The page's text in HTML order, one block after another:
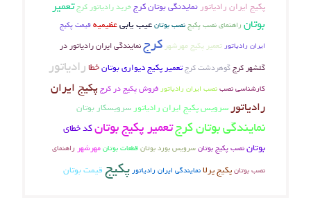
پکیج ایران رادیاتور نمایدنگی بوتان کرجخرید رادیاتور کرجتعمیر
بوتان راهنمای نصب پکیجنصب بوتانعیب یابیعظیمیهقیمت پکیج
ایران رادیاتورتعمیر پکیج مهرشهر کرجنمایندگی ایران رادیاتور در
گلشهر کرجگوهردشت کرجتعمیر پکیج دیواری بوتانخطا رادیاتور
کارشناسی نصب نصب ایران رادیاتور فروش پکیج در کرجپکیج ایران
رادیاتورسرویس پکیج ایران رادیاتور سرویسکار بوتان
نمایندگی بوتان کرجتعمیر پکیج بوتانکد خطای
بوتاننصب پکیج بوتان سرویس بورد بوتان قطعات بوتان مهرشهر راهنمای
نصب بوتانپکیج پرلانمایندگی ایران رادیاتورپکیج قیمت بوتان